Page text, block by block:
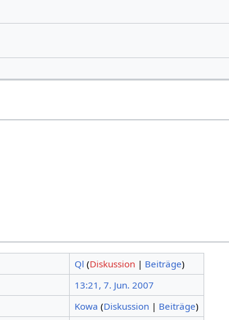
Ql (Diskussion| Beiträge)
13:21, 7. Jun. 2007
Kowa (Diskussion| Beiträge)